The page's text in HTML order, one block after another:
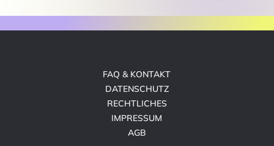
FAQ & KONTAKT
DATENSCHUTZ
RECHTLICHES
IMPRESSUM
AGB